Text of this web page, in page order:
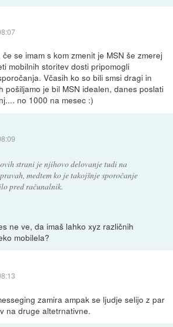
se imam s kom zmenit je MSN še zmerej
mobilnih storitev dosti pripomogli
Včasih ko so bili smsi dragi in
pošiljamo je bil MSN idealen, danes poslati
no 1000 na mesec :)
strani je njihovo delovanje tudi na
medtem ko je takojšnje sporočanje
pred računalnik.
ne ve, da imaš lahko xyz različnih
mobilela?
zamira ampak se ljudje selijo z par
na druge altetrnativne.